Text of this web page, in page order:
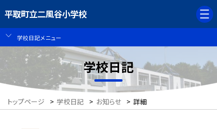
平取町立二風谷小学校
学校日記メニュー
学校日記
トップページ > 学校日記 > お知らせ > 詳細